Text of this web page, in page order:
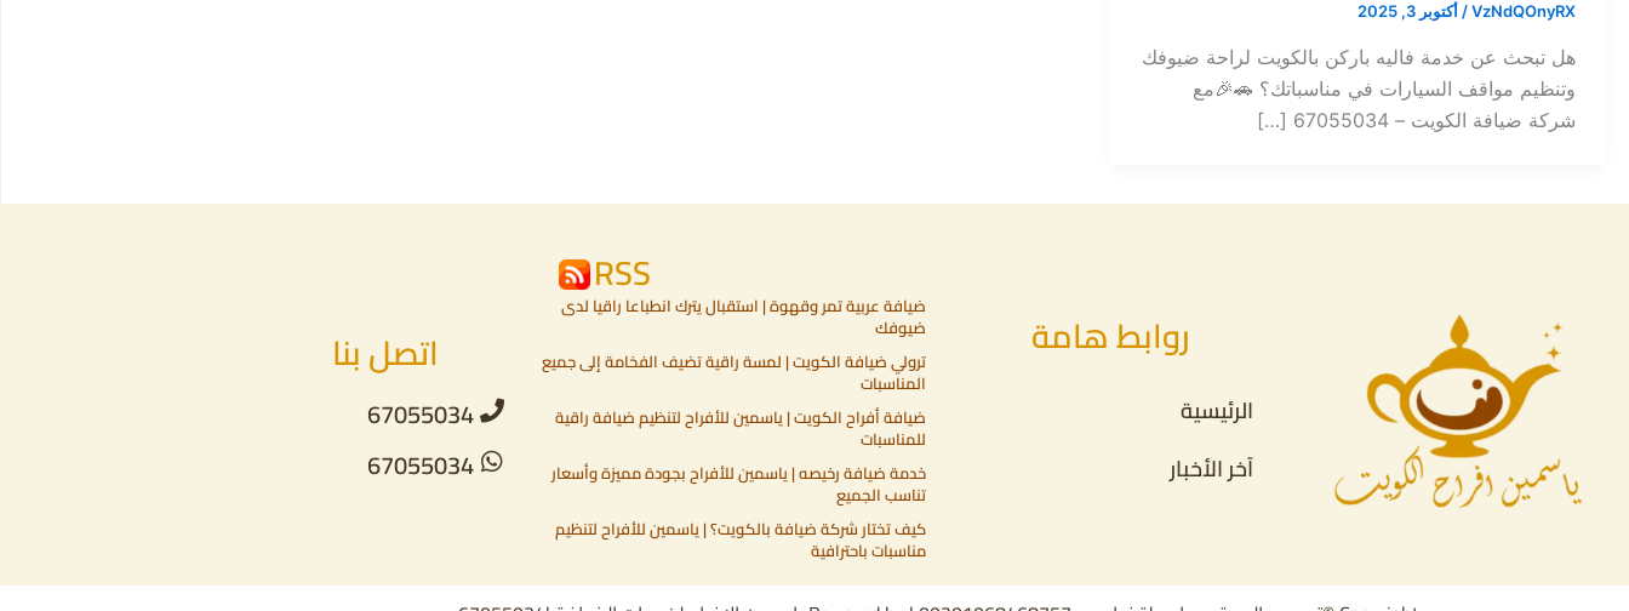
VzNdQOnyRX
/أكتوبر 3, 2025
هل تبحث عن خدمة فاليه باركن بالكويت لراحة ضيوفك
وتنظيم مواقف السيارات في مناسباتك؟ 🚗🎉مع
شركة ضيافة الكويت – 67055034 […]
روابط هامة
الرئيسية
آخر الأخبار
RSS
ضيافة عربية تمر وقهوة | استقبال يترك انطباعا راقيا لدى
ضيوفك
ترولي ضيافة الكويت | لمسة راقية تضيف الفخامة إلى جميع
المناسبات
ضيافة أفراح الكويت | ياسمين للأفراح لتنظيم ضيافة راقية
للمناسبات
خدمة ضيافة رخيصه | ياسمين للأفراح بجودة مميزة وأسعار
تناسب الجميع
كيف تختار شركة ضيافة بالكويت؟ | ياسمين للأفراح لتنظيم
مناسبات باحترافية
اتصل بنا
67055034
67055034